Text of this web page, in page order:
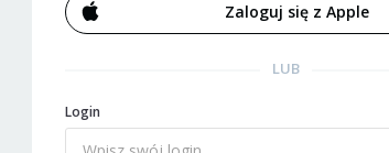
Zaloguj się z Apple
LUB
Login